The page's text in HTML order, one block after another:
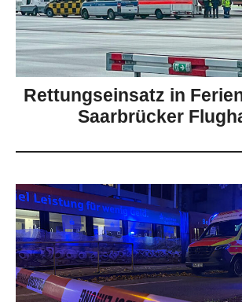
Rettungseinsatz in
Saarbrücker